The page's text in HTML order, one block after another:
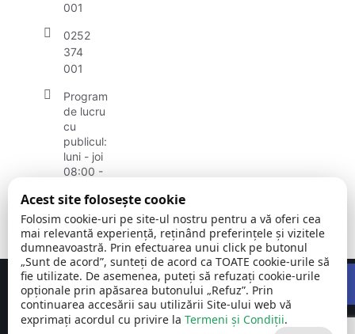
001
0252
374
001
Program
de lucru
cu
publicul:
luni - joi
08:00 -
vineri:
08:00 -
14:00
Comuna Breznița- © Toate
Concept realizat deBig Media Relații Publice SRL
Acest site folosește cookie
Folosim cookie-uri pe site-ul nostru pentru a vă oferi cea
mai relevantă experiență, reținând preferințele și vizitele
dumneavoastră. Prin efectuarea unui click pe butonul
„Sunt de acord”, sunteți de acord ca TOATE cookie-urile să
fie utilizate. De asemenea, puteți să refuzați cookie-urile
opționale prin apăsarea butonului „Refuz”. Prin
continuarea accesării sau utilizării Site-ului web vă
exprimați acordul cu privire la Termeni și Condiții.